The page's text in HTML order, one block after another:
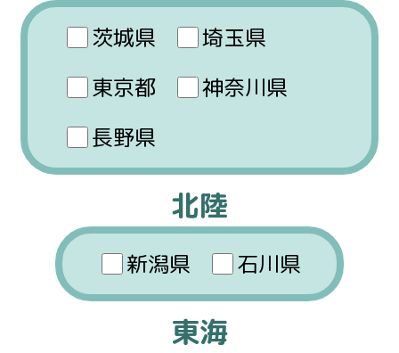
茨城県
埼玉県
東京都
神奈川県
長野県
北陸
新潟県 石川県
東海